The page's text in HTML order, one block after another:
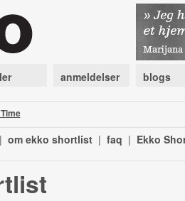
anmeldelser blogs
| om ekko shortlist | faq | Ekko